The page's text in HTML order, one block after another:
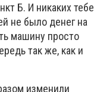
Б. И никаких тебе
не было денег на
машину просто
так же, как и
изменили